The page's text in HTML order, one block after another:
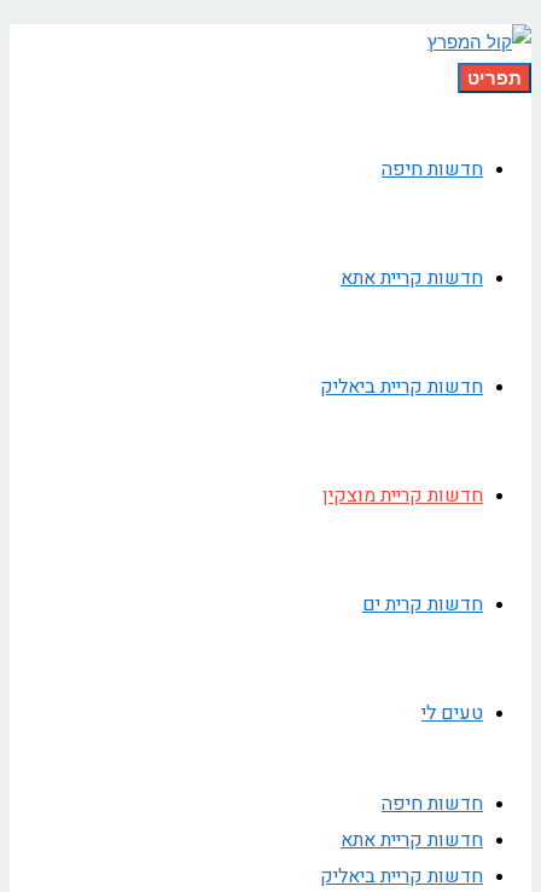
תפריט
חדשות חיפה
חדשות קריית אתא
חדשות קריית ביאליק
חדשות קריית מוצקין
חדשות קרית ים
טעים לי
חדשות חיפה
חדשות קריית אתא
חדשות קריית ביאליק